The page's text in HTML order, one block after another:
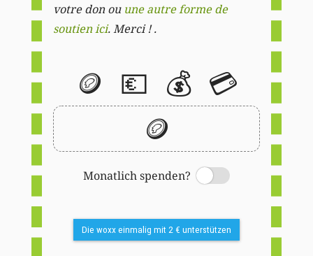
votre don ou une autre forme de
soutien ici. Merci ! .
🪙 💶 💰 💳
🪙
Monatlich spenden?
Switch
Die woxx einmalig mit 2 € unterstützen